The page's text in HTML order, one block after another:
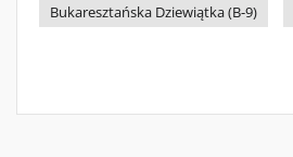
Bukaresztańska Dziewiątka (B-9)